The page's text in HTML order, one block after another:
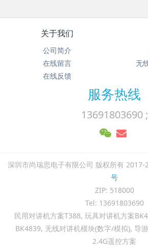
关于我们
公司简介
在线留言
在线反馈
无
服务热线
13691803690 ;
深圳市尚瑞思电子有限公司 版权所有 2017-
号
ZIP: 518000
Tel: 13691803690
民用对讲机方案T388, 玩具对讲机方案
BK4839, 无线对讲机模块(数字/模拟), 导
2.4G遥控方案